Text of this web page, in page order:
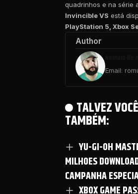
quadrinhos e na série
Invincible VS está
PlayStation 5, Xbox
Author
Email:
TALVEZ
TAMBÉM:
YU-GI-OH
MILHOES
CAMPANHA
XBOX GAME